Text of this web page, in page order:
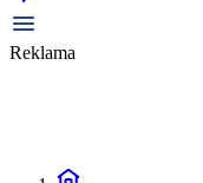
Reklama